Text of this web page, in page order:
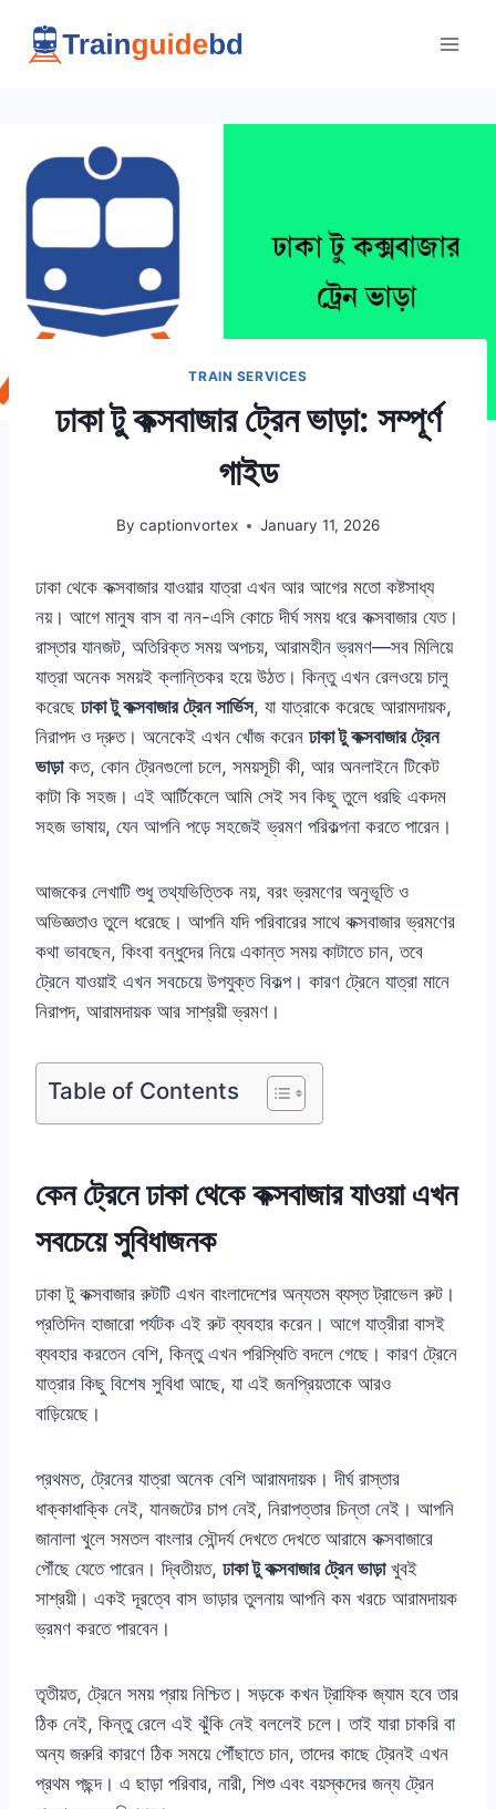
TRAIN SERVICES
ঢাকা টু কক্সবাজার ট্রেন ভাড়া: সম্পূর্ণ
গাইড
By captionvortex January 11, 2026
ঢাকা থেকে কক্সবাজার যাওয়ার যাত্রা এখন আর আগের মতো কষ্টসাধ্য
নয়। আগে মানুষ বাস বা নন-এসি কোচে দীর্ঘ সময় ধরে কক্সবাজার যেত।
রাস্তার যানজট, অতিরিক্ত সময় অপচয়, আরামহীন ভ্রমণ—সব মিলিয়ে
যাত্রা অনেক সময়ই ক্লান্তিকর হয়ে উঠত। কিন্তু এখন রেলওয়ে চালু
করেছে ঢাকা টু কক্সবাজার ট্রেন সার্ভিস, যা যাত্রাকে করেছে আরামদায়ক,
নিরাপদ ও দ্রুত। অনেকেই এখন খোঁজ করেন ঢাকা টু কক্সবাজার ট্রেন
ভাড়াকত, কোন ট্রেনগুলো চলে, সময়সূচী কী, আর অনলাইনে টিকেট
কাটা কি সহজ। এই আর্টিকেলে আমি সেই সব কিছু তুলে ধরছি একদম
সহজ ভাষায়, যেন আপনি পড়ে সহজেই ভ্রমণ পরিকল্পনা করতে পারেন।
আজকের লেখাটি শুধু তথ্যভিত্তিক নয়, বরং ভ্রমণের অনুভূতি ও
অভিজ্ঞতাও তুলে ধরেছে। আপনি যদি পরিবারের সাথে কক্সবাজার ভ্রমণের
কথা ভাবছেন, কিংবা বন্ধুদের নিয়ে একান্ত সময় কাটাতে চান, তবে
ট্রেনে যাওয়াই এখন সবচেয়ে উপযুক্ত বিকল্প। কারণ ট্রেনে যাত্রা মানে
নিরাপদ, আরামদায়ক আর সাশ্রয়ী ভ্রমণ।
Table of Contents
কেন ট্রেনে ঢাকা থেকে কক্সবাজার যাওয়া এখন
সবচেয়ে সুবিধাজনক
ঢাকা টু কক্সবাজার রুটটি এখন বাংলাদেশের অন্যতম ব্যস্ত ট্রাভেল রুট।
প্রতিদিন হাজারো পর্যটক এই রুট ব্যবহার করেন। আগে যাত্রীরা বাসই
ব্যবহার করতেন বেশি, কিন্তু এখন পরিস্থিতি বদলে গেছে। কারণ ট্রেনে
যাত্রার কিছু বিশেষ সুবিধা আছে, যা এই জনপ্রিয়তাকে আরও
বাড়িয়েছে।
প্রথমত, ট্রেনের যাত্রা অনেক বেশি আরামদায়ক। দীর্ঘ রাস্তার
ধাক্কাধাক্কি নেই, যানজটের চাপ নেই, নিরাপত্তার চিন্তা নেই। আপনি
জানালা খুলে সমতল বাংলার সৌন্দর্য দেখতে দেখতে আরামে কক্সবাজারে
পৌঁছে যেতে পারেন। দ্বিতীয়ত, ঢাকা টু কক্সবাজার ট্রেন ভাড়াখুবই
সাশ্রয়ী। একই দূরত্বে বাস ভাড়ার তুলনায় আপনি কম খরচে আরামদায়ক
ভ্রমণ করতে পারবেন।
তৃতীয়ত, ট্রেনে সময় প্রায় নিশ্চিত। সড়কে কখন ট্রাফিক জ্যাম হবে তার
ঠিক নেই, কিন্তু রেলে এই ঝুঁকি নেই বললেই চলে। তাই যারা চাকরি বা
অন্য জরুরি কারণে ঠিক সময়ে পৌঁছাতে চান, তাদের কাছে ট্রেনই এখন
প্রথম পছন্দ। এ ছাড়া পরিবার, নারী, শিশু এবং বয়স্কদের জন্য ট্রেন